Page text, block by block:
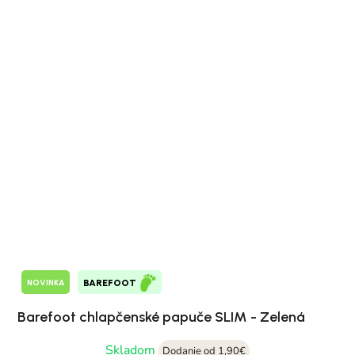
NOVINKA BAREFOOT
Barefoot chlapčenské papuče SLIM - Zelená
Skladom
Dodanie od 1,90€